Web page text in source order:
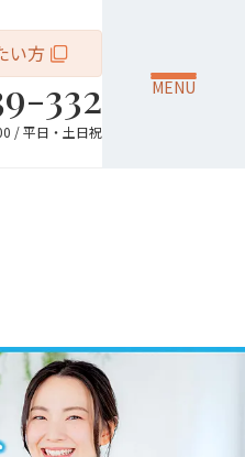
い方
332
/ 平日・土日祝
MENU